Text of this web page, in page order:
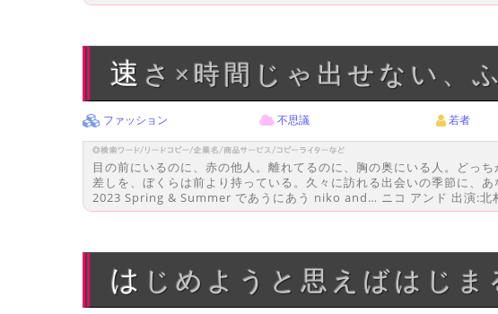
速さ×時間じゃ出せない、
ファッション 不思議 若者
目の前にいるのに、赤の他人。離れてるのに、胸の奥にいる人。どっ
差しを、ぼくらは前より持っている。久々に訪れる出会いの季節に、あ
2023 Spring & Summer であうにあう niko and… ニコ アンド 出演:北
はじめようと思えばはじま